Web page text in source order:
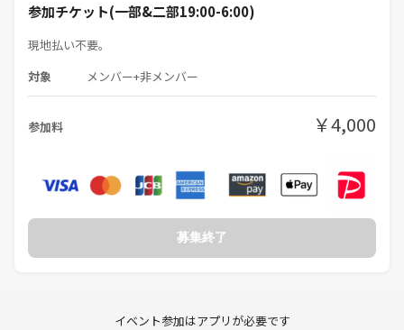
参加チケット(一部&二部19:00-6:00)
現地払い不要。
対象 メンバー+非メンバー
参加料 ￥4,000
募集終了
イベント参加はアプリが必要です